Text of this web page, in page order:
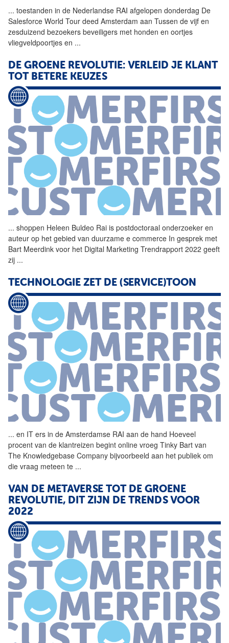
... toestanden in de Nederlandse RAI afgelopen donderdag De
Salesforce World Tour deed Amsterdam aan Tussen de vijf en
zesduizend bezoekers beveiligers met honden en oortjes
vliegveldpoortjes en ...
DE GROENE REVOLUTIE: VERLEID JE KLANT
TOT BETERE KEUZES
... shoppen Heleen Buldeo Rai is postdoctoraal onderzoeker en
auteur op het gebied van duurzame e commerce In gesprek met
Bart Meerdink voor het Digital Marketing Trendrapport 2022 geeft
zij ...
TECHNOLOGIE ZET DE (SERVICE)TOON
... en IT ers in de Amsterdamse RAI aan de hand Hoeveel
procent van de klantreizen begint online vroeg Tinky Bart van
The Knowledgebase Company bijvoorbeeld aan het publiek om
die vraag meteen te ...
VAN DE METAVERSE TOT DE GROENE
REVOLUTIE, DIT ZIJN DE TRENDS VOOR
2022